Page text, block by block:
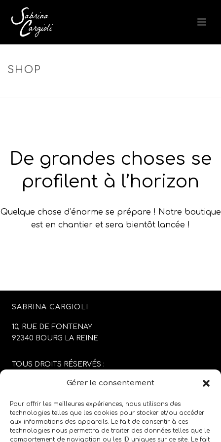
Gérer le consentement
Pour offrir les meilleures expériences, nous utilisons des
technologies telles que les cookies pour stocker et/ou accéder
aux informations des appareils. Le fait de consentir à ces
technologies nous permettra de traiter des données telles que le
comportement de navigation ou les ID uniques sur ce site. Le fait
SHOP
De grandes choses se
profilent à l’horizon
Quelque chose d’énorme se prépare ! Notre boutique
est en chantier et sera bientôt lancée !
SABRINA CARGIOLI
10, RUE DE FONTENAY
92340 BOURG LA REINE
TOUS DROITS RÉSERVÉS :
CONCEPTION DU SITE :
MENTIONS LÉGALES/CGV